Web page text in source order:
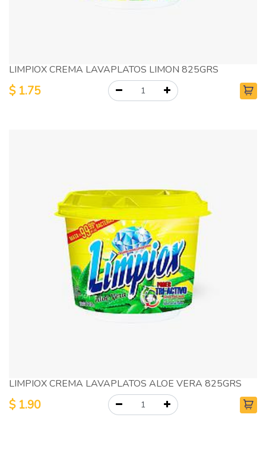
LIMPIOX CREMA LAVAPLATOS LIMON 825GRS
$ 1.75
LIMPIOX CREMA LAVAPLATOS ALOE VERA 825GRS
$ 1.90